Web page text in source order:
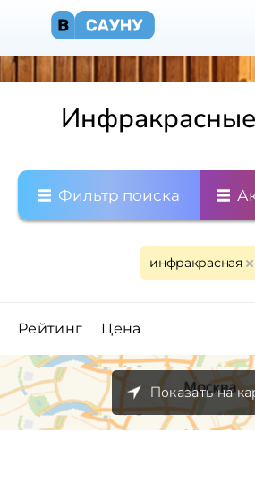
Фильтр поиска
инфракрасная
Рейтинг Цена
Показать на